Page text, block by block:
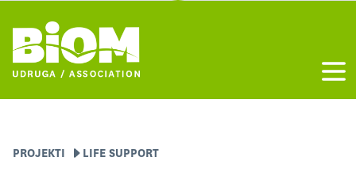
PROJEKTI LIFE SUPPORT